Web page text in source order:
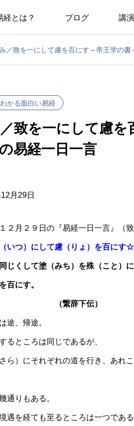
経とは？ ブログ 講
／致を一にして慮を百にす～帝王学の
かる面白い易経
致を一にして慮
易経一日一言
月29日
２月２９日の『易経一日一言』（
いつ）にして慮（りょ）を百にす☆
じくして塗（みち）を殊（こと）
百にす。
下伝）
途、帰途。
るところは同じであるが、
ら）にそれぞれの道を行き、あれ
通りもある。
遇を経ても至るところは一つであ